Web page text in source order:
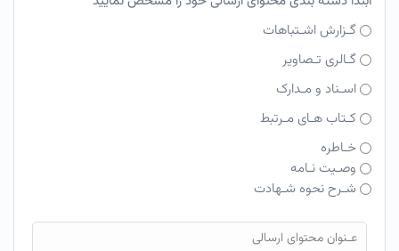
گـزارش اشـتباهات
گـالری تـصاویر
اسـناد و مـدارک
کـتاب هـای مـرتبط
خـاطره
وصـیت نـامه
شـرح نحوه شـهادت